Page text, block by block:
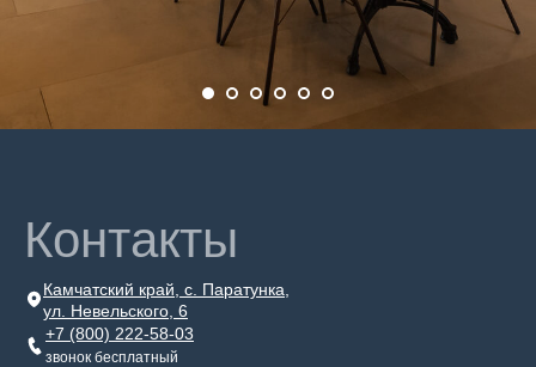
Контакты
Камчатский край, с. Паратунка,
ул. Невельского, 6
+7 (800) 222-58-03
звонок бесплатный